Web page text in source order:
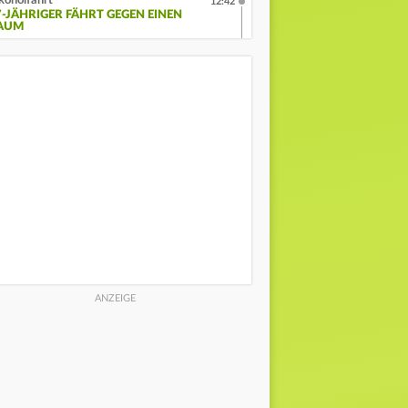
JÄHRIGER FÄHRT GEGEN EINEN